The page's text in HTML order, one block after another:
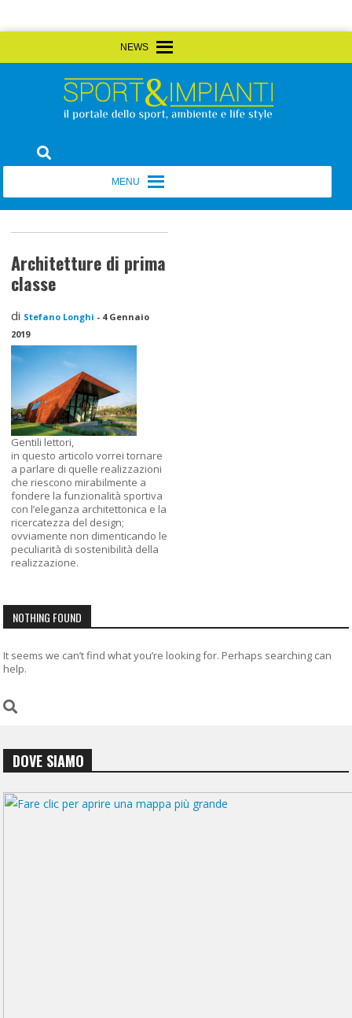
to
Sport&Impianti
Architetture di prima
classe
di Stefano Longhi - 4 Gennaio
2019
Gentili lettori,
in questo articolo vorrei tornare
a parlare di quelle realizzazioni
che riescono mirabilmente a
fondere la funzionalità sportiva
con l’eleganza architettonica e la
ricercatezza del design;
ovviamente non dimenticando le
peculiarità di sostenibilità della
realizzazione.
NOTHING FOUND
It seems we can’t find what you’re looking for. Perhaps searching can
help.
DOVE SIAMO